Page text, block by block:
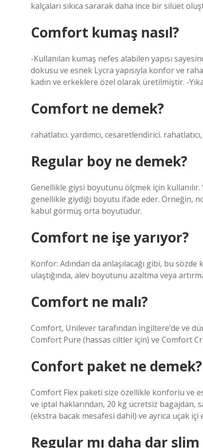
kalçaları sıkıca sararak daha ince bir silüet
Comfort kumaş nasıl?
-Kullanılan kumaş nefes alabilen yapısı
dokusu ve esnek Lycra yapısıyla konfor ve
kadın ve erkeklere özel olarak üretilmiştir. -
Comfort ne demek?
rahatlatıcı. yardımcı, cesaretlendirici.
Regular boy ne demek?
Genellikle giysi boyutunu ölçmek için
genellikle giydiği boyutu ifade eder. Örneğin,
kabul görmüş orta boyutudur.
Comfort ne işe yarıyor?
Konfor: Adından da anlaşılacağı gibi, bu
ulaştığında, alev boyutunu azaltma veya
Comfort ne malı?
Comfort, Unilever tarafından İngiltere’de ve
Comfort Pure (hassas ciltler için) ve Comfort
Confort paket ne demek?
Comfort Flex paketi size özellikle konforlu ve
ve iptal haklarından, 20 kg ücretsiz bagajdan,
(ekstra bacak mesafesi dahil) ve ayrıca uçak içi
Regular mı daha dar